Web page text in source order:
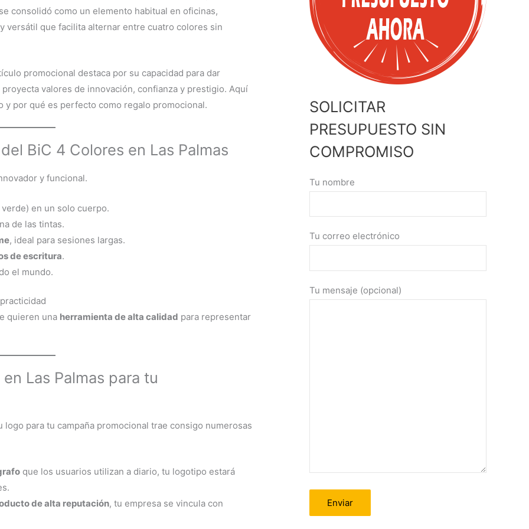
consolidó como un elemento habitual en oficinas,
versátil que facilita alternar entre cuatro colores sin
promocional destaca por su capacidad para dar
valores de innovación, confianza y prestigio. Aquí
por qué es perfecto como regalo promocional.
BiC 4 Colores en Las Palmas
y funcional.
en un solo cuerpo.
de las tintas.
, ideal para sesiones largas.
de escritura.
el mundo.
quieren una herramienta de alta calidad para representar
Las Palmas para tu
logo para tu campaña promocional trae consigo numerosas
que los usuarios utilizan a diario, tu logotipo estará
de alta reputación, tu empresa se vincula con
SOLICITAR
PRESUPUESTO SIN
COMPROMISO
Tu nombre
Tu correo electrónico
Tu mensaje (opcional)